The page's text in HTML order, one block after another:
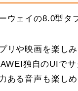
ウェイの8.0型タ
リや映画を楽し
独自のUIで
ある音声も楽し